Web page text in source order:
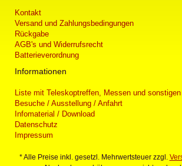
Kontakt
Versand und Zahlungsbedingungen
Rückgabe
AGB's und Widerrufsrecht
Batterieverordnung
Informationen
Liste mit Teleskoptreffen, Messen und
Besuche / Ausstellung / Anfahrt
Infomaterial / Download
Datenschutz
Impressum
* Alle Preise inkl. gesetzl. Mehrwertsteuer zzgl.